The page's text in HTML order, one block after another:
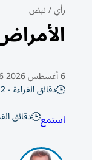
رأي/نبض
6 أغسطس 2026 00:56 صباحًا
دقائق القراءة - 2
استمع دقائق